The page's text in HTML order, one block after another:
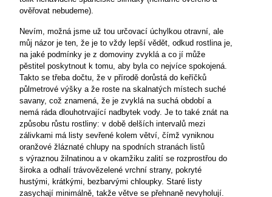
ověřovat nebudeme).
Nevím, možná jsme už tou určovací úchylkou otravní, ale
můj názor je ten, že je to vždy lepší vědět, odkud rostlina je,
na jaké podmínky je z domoviny zvyklá a co jí může
pěstitel poskytnout k tomu, aby byla co nejvíce spokojená.
Takto se třeba dočtu, že v přírodě dorůstá do keříčků
půlmetrové výšky a že roste na skalnatých místech suché
savany, což znamená, že je zvyklá na suchá období a
nemá ráda dlouhotrvající nadbytek vody. Je to také znát na
způsobu růstu rostliny: v době delších intervalů mezi
zálivkami má listy sevřené kolem větví, čímž vyniknou
oranžové žláznaté chlupy na spodních stranách listů
s výraznou žilnatinou a v okamžiku zalití se rozprostřou do
široka a odhalí trávovězelené vrchní strany, pokryté
hustými, krátkými, bezbarvými chloupky. Staré listy
zasychají minimálně, takže větve se přehnaně nevyholují.